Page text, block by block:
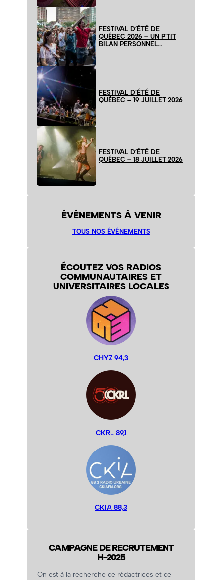
FESTIVAL D’ÉTÉ DE
QUÉBEC 2026 – UN P’TIT
BILAN PERSONNEL…
FESTIVAL D’ÉTÉ DE
QUÉBEC – 19 JUILLET 2026
FESTIVAL D’ÉTÉ DE
QUÉBEC – 18 JUILLET 2026
ÉVÉNEMENTS À VENIR
TOUS NOS ÉVÉNEMENTS
ÉCOUTEZ VOS RADIOS
COMMUNAUTAIRES ET
UNIVERSITAIRES LOCALES
CHYZ 94,3
CKRL 89,1
CKIA 88,3
CAMPAGNE DE RECRUTEMENT
H-2025
On est à la recherche de rédactrices et de